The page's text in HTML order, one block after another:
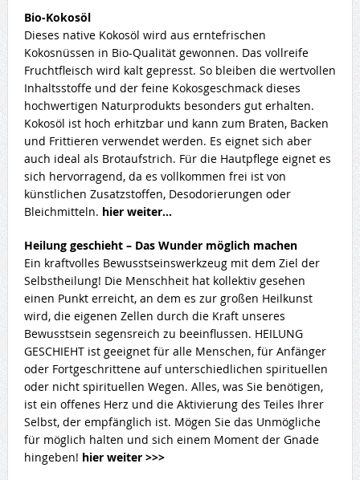
Bio-Kokosöl
Dieses native Kokosöl wird aus erntefrischen
Kokosnüssen in Bio-Qualität gewonnen. Das vollreife
Fruchtfleisch wird kalt gepresst. So bleiben die wertvollen
Inhaltsstoffe und der feine Kokosgeschmack dieses
hochwertigen Naturprodukts besonders gut erhalten.
Kokosöl ist hoch erhitzbar und kann zum Braten, Backen
und Frittieren verwendet werden. Es eignet sich aber
auch ideal als Brotaufstrich. Für die Hautpflege eignet es
sich hervorragend, da es vollkommen frei ist von
künstlichen Zusatzstoffen, Desodorierungen oder
Bleichmitteln. hier weiter…
Heilung geschieht – Das Wunder möglich machen
Ein kraftvolles Bewusstseinswerkzeug mit dem Ziel der
Selbstheilung! Die Menschheit hat kollektiv gesehen
einen Punkt erreicht, an dem es zur großen Heilkunst
wird, die eigenen Zellen durch die Kraft unseres
Bewusstsein segensreich zu beeinflussen. HEILUNG
GESCHIEHT ist geeignet für alle Menschen, für Anfänger
oder Fortgeschrittene auf unterschiedlichen spirituellen
oder nicht spirituellen Wegen. Alles, was Sie benötigen,
ist ein offenes Herz und die Aktivierung des Teiles Ihrer
Selbst, der empfänglich ist. Mögen Sie das Unmögliche
für möglich halten und sich einem Moment der Gnade
hingeben! hier weiter >>>